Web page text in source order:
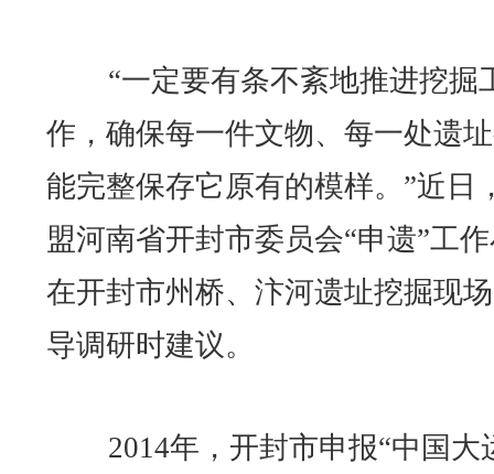
“一定要有条不紊地推进挖掘
作，确保每一件文物、每一处遗
能完整保存它原有的模样。”近日
盟河南省开封市委员会“申遗”工
在开封市州桥、汴河遗址挖掘现
导调研时建议。
2014年，开封市申报“中国大